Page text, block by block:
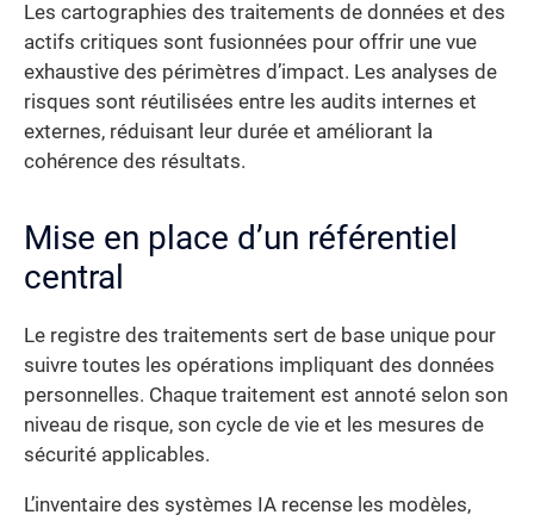
Les cartographies des traitements de données et des
actifs critiques sont fusionnées pour offrir une vue
exhaustive des périmètres d’impact. Les analyses de
risques sont réutilisées entre les audits internes et
externes, réduisant leur durée et améliorant la
cohérence des résultats.
Mise en place d’un référentiel
central
Le registre des traitements sert de base unique pour
suivre toutes les opérations impliquant des données
personnelles. Chaque traitement est annoté selon son
niveau de risque, son cycle de vie et les mesures de
sécurité applicables.
L’inventaire des systèmes IA recense les modèles,